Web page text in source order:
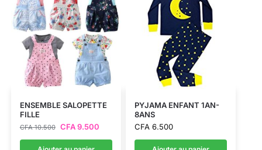
ENSEMBLE SALOPETTE
FILLE
CFA10.500 CFA9.500
PYJAMA ENFANT 1AN-
8ANS
CFA6.500